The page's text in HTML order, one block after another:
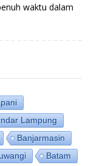
waktu dalam
Lampung
Banjarmasin
Batam